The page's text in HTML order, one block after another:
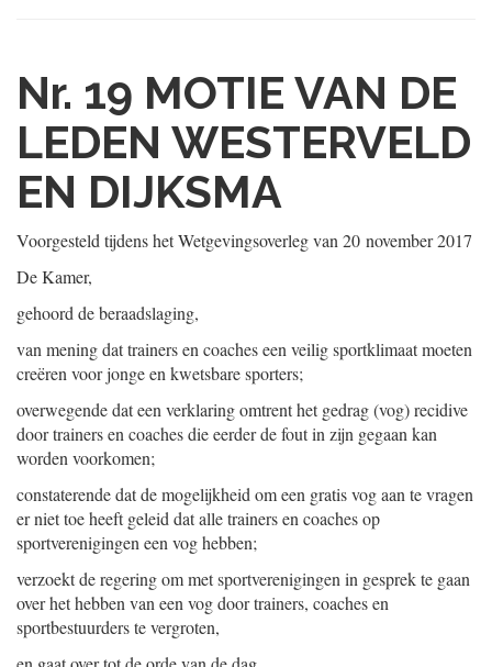
Nr. 19 MOTIE VAN DE
LEDEN WESTERVELD
EN DIJKSMA
Voorgesteld tijdens het Wetgevingsoverleg van 20 november 2017
De Kamer,
gehoord de beraadslaging,
van mening dat trainers en coaches een veilig sportklimaat moeten
creëren voor jonge en kwetsbare sporters;
overwegende dat een verklaring omtrent het gedrag (vog) recidive
door trainers en coaches die eerder de fout in zijn gegaan kan
worden voorkomen;
constaterende dat de mogelijkheid om een gratis vog aan te vragen
er niet toe heeft geleid dat alle trainers en coaches op
sportverenigingen een vog hebben;
verzoekt de regering om met sportverenigingen in gesprek te gaan
over het hebben van een vog door trainers, coaches en
sportbestuurders te vergroten,